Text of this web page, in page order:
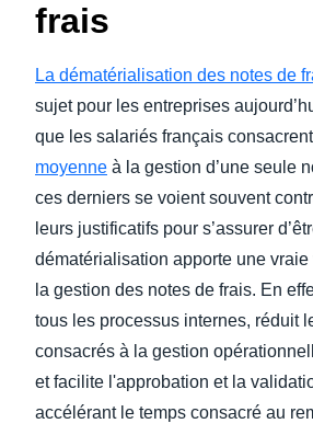
frais
La dématérialisation des notes de
sujet pour les entreprises
que les salariés français consacrent
moyenne à la gestion d’une seule
ces derniers se voient souvent
leurs justificatifs pour s’assurer
dématérialisation apporte une
la gestion des notes de frais. En
tous les processus internes, réduit
consacrés à la gestion
et facilite l'approbation et la
accélérant le temps consacré au